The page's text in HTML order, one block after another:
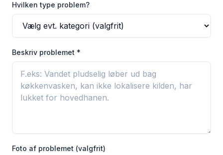
Hvilken type problem?
Beskriv problemet *
Foto af problemet (valgfrit)